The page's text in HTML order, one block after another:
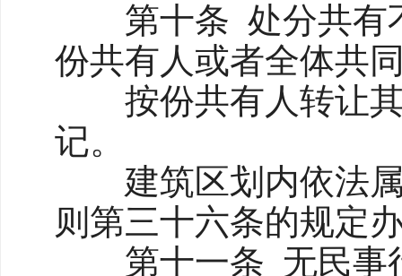
第十条 处分共有不
份共有人或者全体共
按份共有人转让其
记。
建筑区划内依法属
则第三十六条的规定
第十一条 无民事行